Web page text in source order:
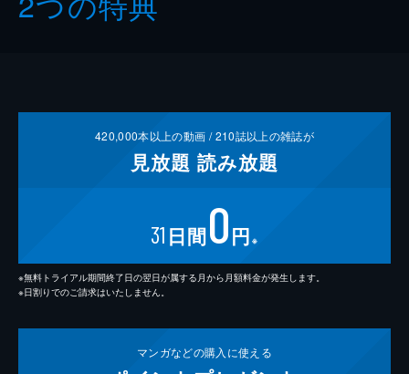
420,000本以上の動画 /210誌以上の雑誌が
見放題 読み放題
31 日間0円 ※
※無料トライアル期間終了日の翌日が属する月から月額料金が発生します。
※日割りでのご請求はいたしません。
マンガなどの購入に使える